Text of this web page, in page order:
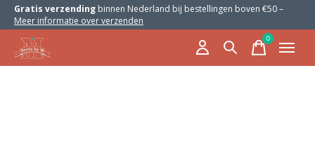
Gratis verzending binnen Nederland bij bestellingen boven €50 –
Meer informatie over verzenden
0items